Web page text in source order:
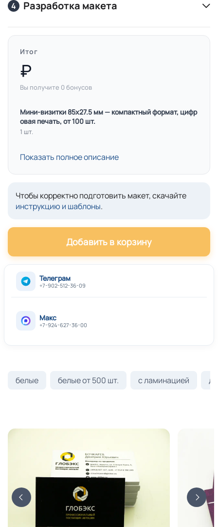
4 Разработка макета
Итог
Вы получите 0 бонусов
Мини-визитки 85х27.5 мм — компактный формат, цифр
овая печать, от 100 шт.
1 шт.
Показать полное описание
Чтобы корректно подготовить макет, скачайте
инструкцию и шаблоны.
Добавить в корзину
Телеграм
+7-902-512-36-09
Макс
+7-924-627-36-00
белые белые от 500 шт. с ламинацией